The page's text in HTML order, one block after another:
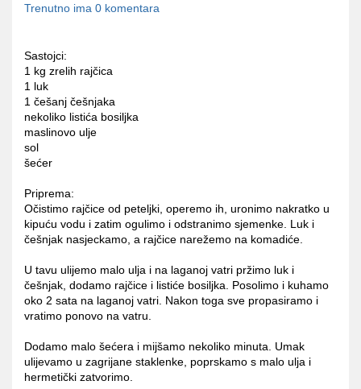
Trenutno ima 0 komentara
Sastojci:
1 kg zrelih rajčica
1 luk
1 češanj češnjaka
nekoliko listića bosiljka
maslinovo ulje
sol
šećer
Priprema:
Očistimo rajčice od peteljki, operemo ih, uronimo nakratko u
kipuću vodu i zatim ogulimo i odstranimo sjemenke. Luk i
češnjak nasjeckamo, a rajčice narežemo na komadiće.
U tavu ulijemo malo ulja i na laganoj vatri pržimo luk i
češnjak, dodamo rajčice i listiće bosiljka. Posolimo i kuhamo
oko 2 sata na laganoj vatri. Nakon toga sve propasiramo i
vratimo ponovo na vatru.
Dodamo malo šećera i mijšamo nekoliko minuta. Umak
ulijevamo u zagrijane staklenke, poprskamo s malo ulja i
hermetički zatvorimo.